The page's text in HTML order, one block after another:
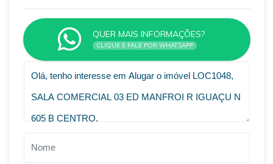
QUER MAIS INFORMAÇÕES?
CLIQUE E FALE POR WHATSAPP
VOLTAR